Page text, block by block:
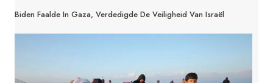
Biden Faalde In Gaza, Verdedigde De Veiligheid Van Israël